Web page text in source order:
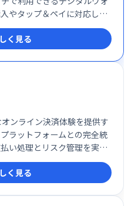
やタップ＆ペイに対応し、
よびオフラインでの支払い
利用されているGoogle Pay
実現しましょう。
く見る
ンライン決済体験を提供す
ラットフォームとの完全統
い処理とリスク管理を実現
をかけずに最適な決済環境
ンドツーエンドのユーザー
ることで、ビジネスの成長
く見る